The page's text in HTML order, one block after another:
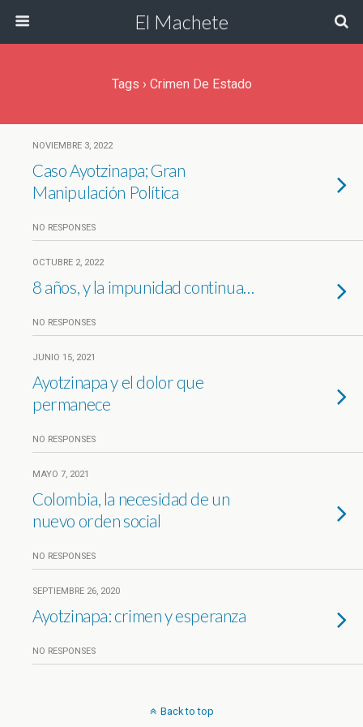
El Machete
Tags › Crimen De Estado
NOVIEMBRE 3, 2022
Caso Ayotzinapa; Gran
Manipulación Política
NO RESPONSES
OCTUBRE 2, 2022
8 años, y la impunidad continua…
NO RESPONSES
JUNIO 15, 2021
Ayotzinapa y el dolor que
permanece
NO RESPONSES
MAYO 7, 2021
Colombia, la necesidad de un
nuevo orden social
NO RESPONSES
SEPTIEMBRE 26, 2020
Ayotzinapa: crimen y esperanza
NO RESPONSES
Back to top